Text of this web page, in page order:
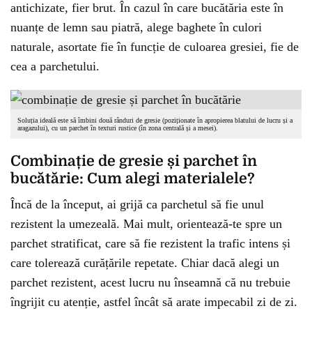
antichizate, fier brut. În cazul în care bucătăria este în
nuanțe de lemn sau piatră, alege baghete în culori
naturale, asortate fie în funcție de culoarea gresiei, fie de
cea a parchetului.
Soluția ideală este să îmbini două rânduri de gresie (poziționate în apropierea blatului de lucru și a
aragazului), cu un parchet în texturi rustice (în zona centrală și a mesei).
Combinație de gresie și parchet în
bucătărie: Cum alegi materialele?
Încă de la început, ai grijă ca parchetul să fie unul
rezistent la umezeală. Mai mult, orientează-te spre un
parchet stratificat, care să fie rezistent la trafic intens și
care tolerează curățările repetate. Chiar dacă alegi un
parchet rezistent, acest lucru nu înseamnă că nu trebuie
îngrijit cu atenție, astfel încât să arate impecabil zi de zi.